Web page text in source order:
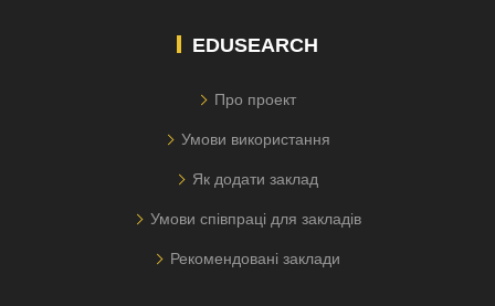
EDUSEARCH
Про проект
Умови використання
Як додати заклад
Умови співпраці для закладів
Рекомендовані заклади